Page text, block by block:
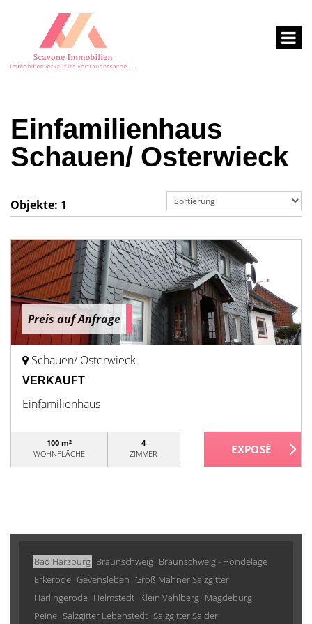
Einfamilienhaus
Schauen/ Osterwieck
Objekte: 1
Preis auf Anfrage
Schauen/ Osterwieck
VERKAUFT
Einfamilienhaus
100 m²
WOHNFLÄCHE
4
ZIMMER
Bad Harzburg Braunschweig Braunschweig - Hondelage
Erkerode Gevensleben Groß Mahner Salzgitter
Harlingerode Helmstedt Klein Vahlberg Magdeburg
Peine Salzgitter Lebenstedt Salzgitter Salder